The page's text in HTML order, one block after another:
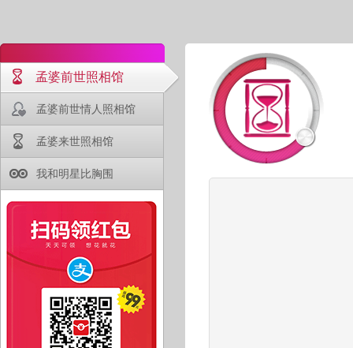
孟婆前世照相馆
孟婆前世情人照相馆
孟婆来世照相馆
我和明星比胸围